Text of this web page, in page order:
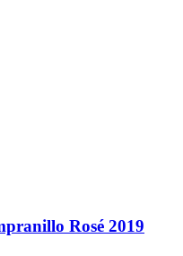
Rosé 2019